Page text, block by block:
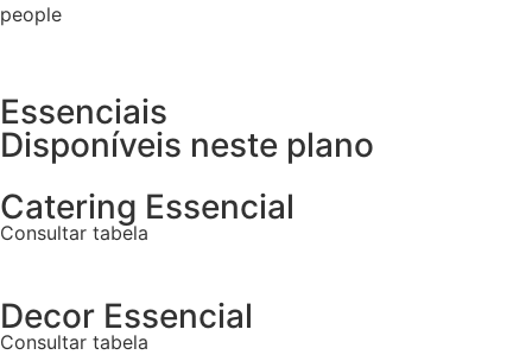
people
Essenciais
Disponíveis neste plano
Catering Essencial
Consultar tabela
Decor Essencial
Consultar tabela